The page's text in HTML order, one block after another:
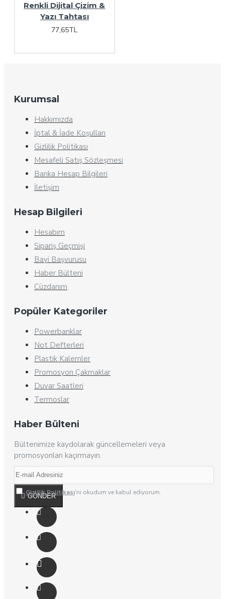
Renkli Dijital Çizim &
Yazı Tahtası
77,65TL
Kurumsal
Hakkımızda
İptal & İade Koşulları
Gizlilik Politikası
Mesafeli Satış Sözleşmesi
Banka Hesap Bilgileri
İletişim
Hesap Bilgileri
Hesabım
Sipariş Geçmişi
Bayi Başvurusu
Haber Bülteni
Cüzdanım
Popüler Kategoriler
Powerbanklar
Not Defterleri
Plastik Kalemler
Promosyon Çakmaklar
Duvar Saatleri
Termoslar
Haber Bülteni
Bültenimize kaydolarak güncellemeleri veya
promosyonları kaçırmayın.
GÖNDER
Gizlilik Politikası'ni okudum ve kabul ediyorum.